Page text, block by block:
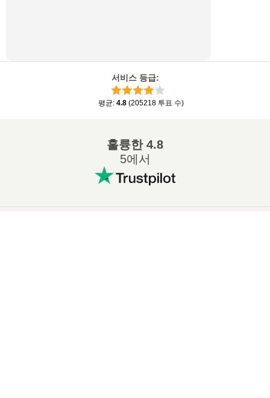
서비스 등급:
평균: 4.8 (205218 투표 수)
훌륭한4.8
5에서